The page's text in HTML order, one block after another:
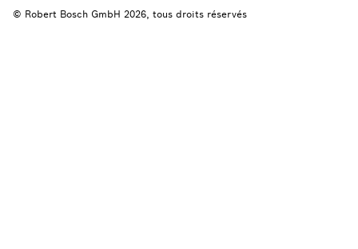
© Robert Bosch GmbH 2026, tous droits réservés